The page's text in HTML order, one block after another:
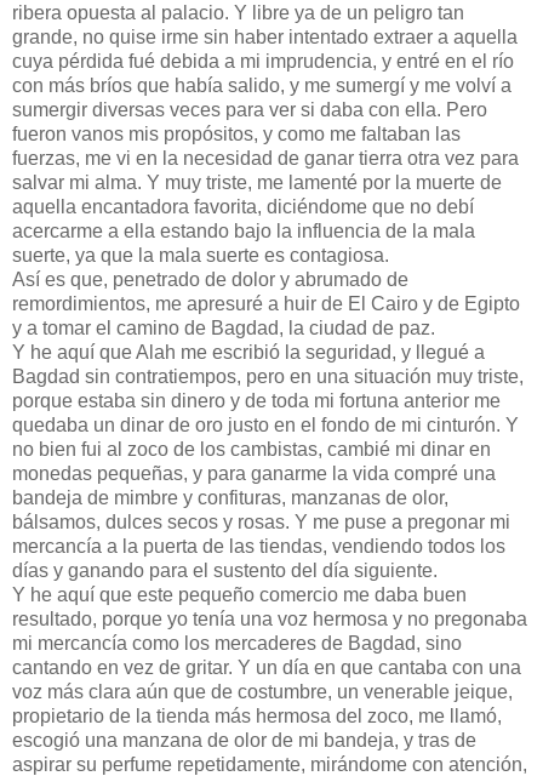
ribera opuesta al palacio. Y libre ya de un peligro tan
grande, no quise irme sin haber intentado extraer a aquella
cuya pérdida fué debida a mi imprudencia, y entré en el río
con más bríos que había salido, y me sumergí y me volví a
sumergir diversas veces para ver si daba con ella. Pero
fueron vanos mis propósitos, y como me faltaban las
fuerzas, me vi en la necesidad de ganar tierra otra vez para
salvar mi alma. Y muy triste, me lamenté por la muerte de
aquella encantadora favorita, diciéndome que no debí
acercarme a ella estando bajo la influencia de la mala
suerte, ya que la mala suerte es contagiosa.
Así es que, penetrado de dolor y abrumado de
remordimientos, me apresuré a huir de El Cairo y de Egipto
y a tomar el camino de Bagdad, la ciudad de paz.
Y he aquí que Alah me escribió la seguridad, y llegué a
Bagdad sin contratiempos, pero en una situación muy triste,
porque estaba sin dinero y de toda mi fortuna anterior me
quedaba un dinar de oro justo en el fondo de mi cinturón. Y
no bien fui al zoco de los cambistas, cambié mi dinar en
monedas pequeñas, y para ganarme la vida compré una
bandeja de mimbre y confituras, manzanas de olor,
bálsamos, dulces secos y rosas. Y me puse a pregonar mi
mercancía a la puerta de las tiendas, vendiendo todos los
días y ganando para el sustento del día siguiente.
Y he aquí que este pequeño comercio me daba buen
resultado, porque yo tenía una voz hermosa y no pregonaba
mi mercancía como los mercaderes de Bagdad, sino
cantando en vez de gritar. Y un día en que cantaba con una
voz más clara aún que de costumbre, un venerable jeique,
propietario de la tienda más hermosa del zoco, me llamó,
escogió una manzana de olor de mi bandeja, y tras de
aspirar su perfume repetidamente, mirándome con atención,